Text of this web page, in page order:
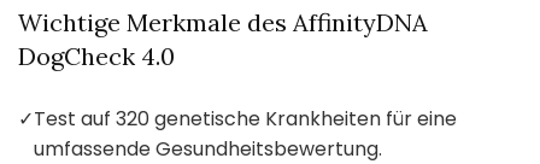
Wichtige Merkmale des AffinityDNA
DogCheck 4.0
✓Test auf 320 genetische Krankheiten für eine
umfassende Gesundheitsbewertung.